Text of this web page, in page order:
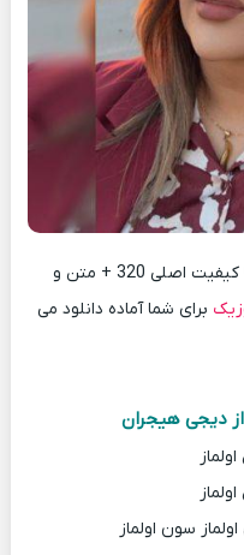
دانلود آهنگ جدید دیجی هیجران با کیفیت اصلی 320 + متن و
برای شما آماده دانلود می
دیجی هیجران
سون اولماز